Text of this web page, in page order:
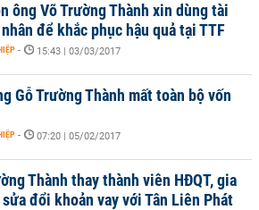
ông Võ Trường Thành xin dùng tài
để khắc phục hậu quả tại TTF
- 15:43 | 03/03/2017
Gỗ Trường Thành mất toàn bộ vốn
- 07:20 | 05/02/2017
Thành thay thành viên HĐQT, gia
sửa đổi khoản vay với Tân Liên Phát